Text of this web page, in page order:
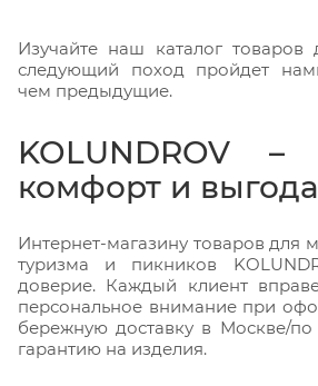
Изучайте наш каталог
следующий поход пройдет
чем предыдущие.
KOLUNDROV
комфорт и выгода
Интернет-магазину товаров для
туризма и пикников
доверие. Каждый клиент
персональное внимание при
бережную доставку в Москве/
гарантию на изделия.